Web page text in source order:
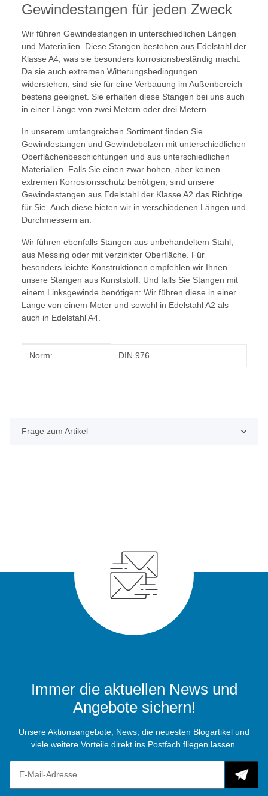
Gewindestangen für jeden Zweck
Wir führen Gewindestangen in unterschiedlichen Längen
und Materialien. Diese Stangen bestehen aus Edelstahl der
Klasse A4, was sie besonders korrosionsbeständig macht.
Da sie auch extremen Witterungsbedingungen
widerstehen, sind sie für eine Verbauung im Außenbereich
bestens geeignet. Sie erhalten diese Stangen bei uns auch
in einer Länge von zwei Metern oder drei Metern.
In unserem umfangreichen Sortiment finden Sie
Gewindestangen und Gewindebolzen mit unterschiedlichen
Oberflächenbeschichtungen und aus unterschiedlichen
Materialien. Falls Sie einen zwar hohen, aber keinen
extremen Korrosionsschutz benötigen, sind unsere
Gewindestangen aus Edelstahl der Klasse A2 das Richtige
für Sie. Auch diese bieten wir in verschiedenen Längen und
Durchmessern an.
Wir führen ebenfalls Stangen aus unbehandeltem Stahl,
aus Messing oder mit verzinkter Oberfläche. Für
besonders leichte Konstruktionen empfehlen wir Ihnen
unsere Stangen aus Kunststoff. Und falls Sie Stangen mit
einem Linksgewinde benötigen: Wir führen diese in einer
Länge von einem Meter und sowohl in Edelstahl A2 als
auch in Edelstahl A4.
Produkteigenschaft
Wert
Norm: DIN 976
Frage zum Artikel
Immer die aktuellen News und
Angebote sichern!
Unsere Aktionsangebote, News, die neuesten Blogartikel und
viele weitere Vorteile direkt ins Postfach fliegen lassen.